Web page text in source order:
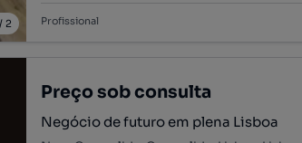
2 Profissional
Preço sob consulta
Negócio de futuro em plena Lisboa